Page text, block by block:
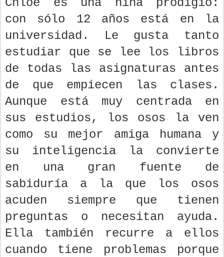
Chloe es una niña prodigio:
con sólo 12 años está en la
universidad. Le gusta tanto
estudiar que se lee los libros
de todas las asignaturas antes
de que empiecen las clases.
Aunque está muy centrada en
sus estudios, los osos la ven
como su mejor amiga humana y
su inteligencia la convierte
en una gran fuente de
sabiduría a la que los osos
acuden siempre que tienen
preguntas o necesitan ayuda.
Ella también recurre a ellos
cuando tiene problemas porque